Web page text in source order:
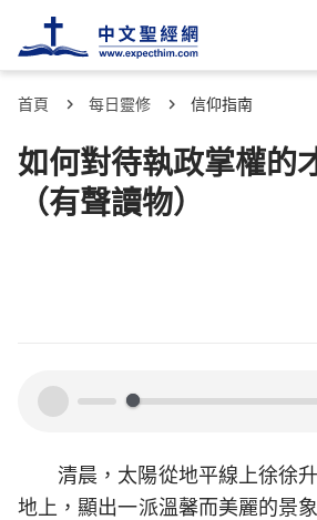
首頁 每日靈修 信仰指南
如何對待執政掌權的
（有聲讀物）
00:00
清晨，太陽從地平線上徐徐
地上，顯出一派溫馨而美麗的景